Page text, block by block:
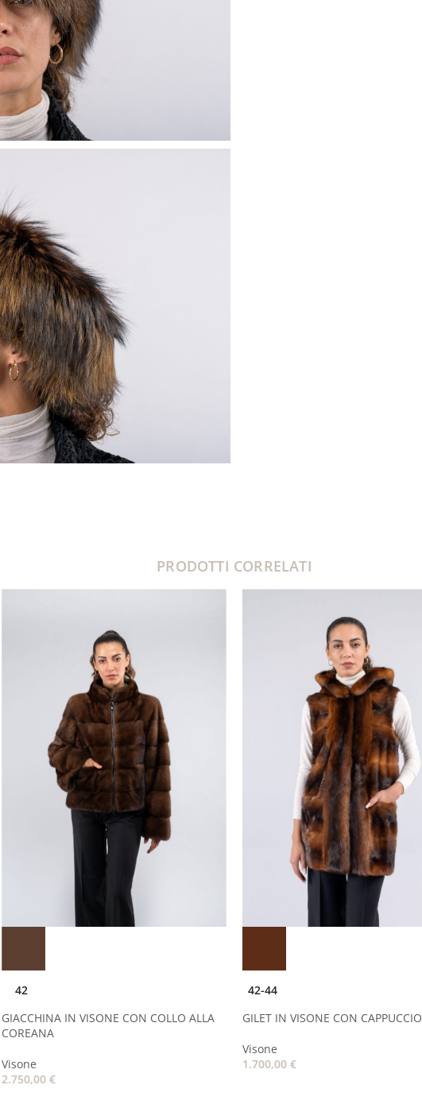
PRODOTTI CORRELATI
42
GIACCHINA IN VISONE CON COLLO ALLA
COREANA
Visone
2.750,00€
42-44
GILET IN VISONE CON CAPPUCCIO
Visone
1.700,00 €